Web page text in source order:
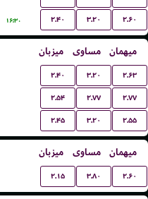
۱۶:۳۰ ۲.۴۰ ۳.۲۰ ۲.۶۰
میزبان مساوی میهمان
۲.۴۰ ۳.۲۰ ۲.۶۳
۲.۵۴ ۲.۷۷ ۲.۷۷
۲.۴۵ ۳.۲۰ ۲.۵۵
میزبان مساوی میهمان
۲.۱۵ ۳.۸۰ ۲.۶۰